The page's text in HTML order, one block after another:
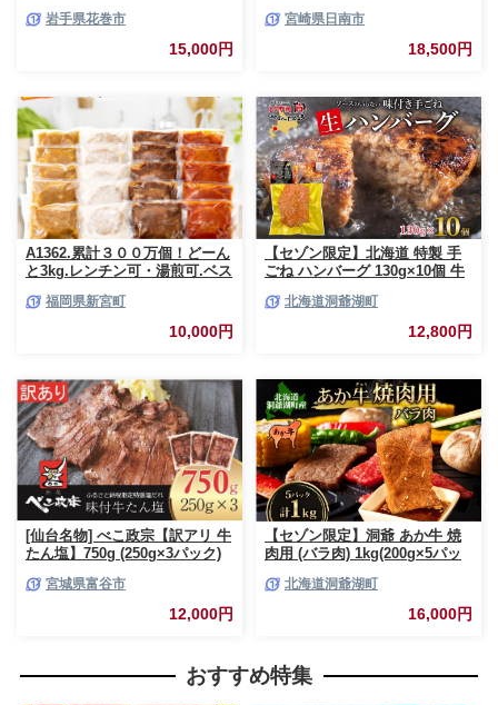
岩手県花巻市
15,000円
空パック 個包装 万能食材 おす
すめ おかず 食品 炒め物 お弁当
豚丼 豚しゃぶ しゃぶしゃぶ 焼
贈答 プレゼント おすそ分け 宮
崎県 日南市 送料無料_CCV2-26
宮崎県日南市
18,500円
A1362.累計３００万個！どーん
と3kg.レンチン可・湯煎可.ベス
【150g×20個】【訳あり】【北
海道・沖縄・離島へ配送不可】
福岡県新宮町
10,000円
【セゾン限定】北海道 特製 手
ごね ハンバーグ 130g×10個 牛
肉屋 手作り 小分け ジューシー
おかず 本格的 簡単 調理 グルメ
お取り寄せ お肉屋 たどころ 送
北海道洞爺湖町
12,800円
[仙台名物] べこ政宗【訳アリ 牛
たん塩】750g (250g×3パック)
[0256]宮城県富谷市
12,000円
【セゾン限定】洞爺 あか牛 焼
肉用 (バラ肉) 1kg(200g×5パッ
ーベキュー おうち焼肉 BBQ ジ
ューシー ヘルシー 赤身本来の
北海道洞爺湖町
16,000円
おすすめ特集